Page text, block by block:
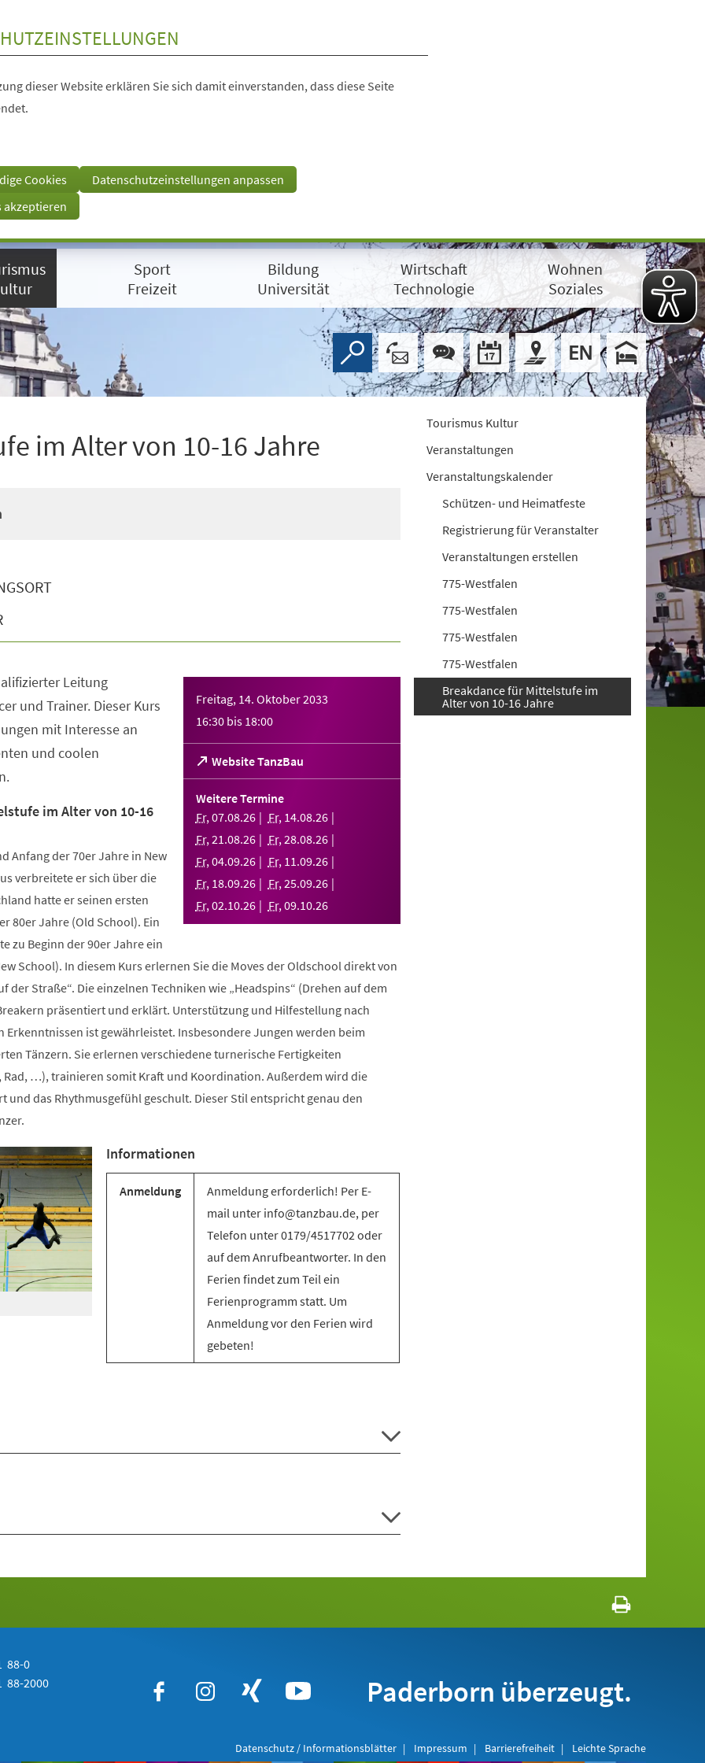
dieser Website erklären Sie sich damit einverstanden, dass diese Seite
Cookies
Datenschutzeinstellungen anpassen
akzeptieren
Sport
Freizeit
Bildung
Universität
Wirtschaft
Technologie
Wohnen
Soziales
im Alter von 10-16 Jahre
Freitag, 14. Oktober 2033
16:30 bis 18:00
Website TanzBau
(Öffnet
in
einem
Tab)
Weitere Termine
Fr,07.08.26 Fr, 14.08.26
Fr,21.08.26 Fr,28.08.26
Fr,04.09.26 Fr, 11.09.26
Fr, 18.09.26 Fr,25.09.26
Fr,02.10.26 Fr,09.10.26
Leitung
und Trainer. Dieser Kurs
mit Interesse an
und coolen
im Alter von 10-16
Anfang der 70er Jahre in New
verbreitete er sich über die
hatte er seinen ersten
80er Jahre (Old School). Ein
zu Beginn der 90er Jahre ein
School). In diesem Kurs erlernen Sie die Moves der Oldschool direkt von
der Straße“. Die einzelnen Techniken wie „Headspins“ (Drehen auf dem
präsentiert und erklärt. Unterstützung und Hilfestellung nach
ist gewährleistet. Insbesondere Jungen werden beim
Tänzern. Sie erlernen verschiedene turnerische Fertigkeiten
Rad, …), trainieren somit Kraft und Koordination. Außerdem wird die
und das Rhythmusgefühl geschult. Dieser Stil entspricht genau den
Informationen
Anmeldung
Anmeldung erforderlich! Per E-
mail unter info@tanzbau.de, per
Telefon unter 0179/4517702 oder
auf dem Anrufbeantworter. In den
Ferien findet zum Teil ein
Ferienprogramm statt. Um
Anmeldung vor den Ferien wird
gebeten!
Tourismus Kultur
Veranstaltungen
Veranstaltungskalender
Schützen- und Heimatfeste
Registrierung für Veranstalter
Veranstaltungen erstellen
775-Westfalen
775-Westfalen
775-Westfalen
775-Westfalen
Breakdance für Mittelstufe im
Alter von 10-16 Jahre
88-0
88-2000 Paderborn überzeugt.
Datenschutz / Informationsblätter Impressum Barrierefreiheit Leichte Sprache